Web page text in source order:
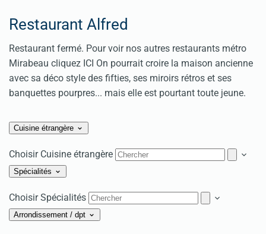
Restaurant Alfred
Restaurant fermé. Pour voir nos autres restaurants métro
Mirabeau cliquez ICI On pourrait croire la maison ancienne
avec sa déco style des fifties, ses miroirs rétros et ses
banquettes pourpres... mais elle est pourtant toute jeune.
Cuisine étrangère
Choisir Cuisine étrangère
Spécialités
Choisir Spécialités
Arrondissement / dpt